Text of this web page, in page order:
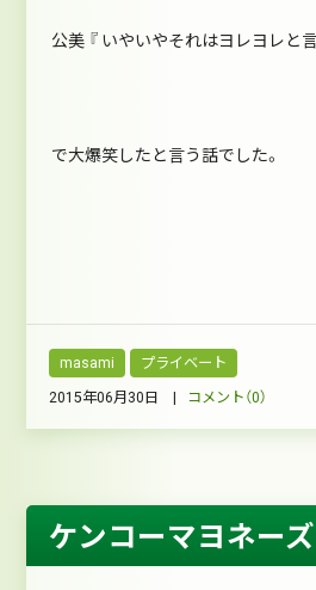
公美 『 いやいやそれはヨレヨレと
で大爆笑したと言う話でした。
masami プライベート
2015年06月30日 | コメント（0）
ケンコーマヨネーズ